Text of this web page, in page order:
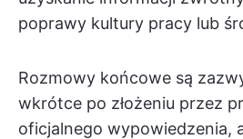
poprawy kultury pracy lub
Rozmowy końcowe są
wkrótce po złożeniu przez
oficjalnego wypowiedzenia,